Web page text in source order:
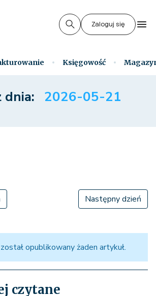
Zaloguj się
Księgowość
dnia: 2026-05-21
Następny dzień
opublikowany żaden artykuł.
czytane